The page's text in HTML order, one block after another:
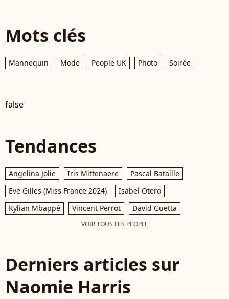
Mots clés
Mannequin Mode People UK Photo Soirée
false
Tendances
Angelina Jolie Iris Mittenaere
Pascal Bataille
Eve Gilles (Miss France 2024)
Isabel Otero
Kylian Mbappé
Vincent Perrot David Guetta
VOIR TOUS LES PEOPLE
Derniers articles sur
Naomie Harris